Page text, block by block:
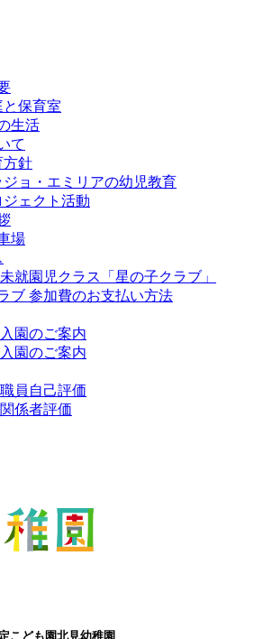
と保育室
生活
て
方針
ジョ・エミリアの幼児教育
ジェクト活動
場
就園児クラス「星の子クラブ」
ブ 参加費のお支払い方法
園のご案内
園のご案内
員自己評価
係者評価
こども園北見幼稚園